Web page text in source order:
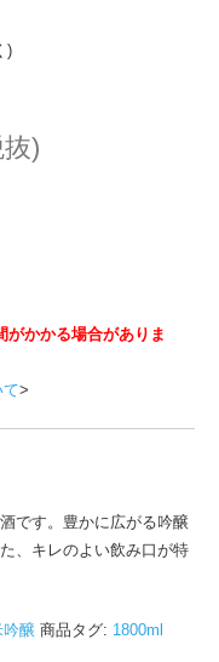
)
)
がかかる場合がありま
>
です。豊かに広がる吟醸
、キレのよい飲み口が特
醸 商品タグ: 1800ml